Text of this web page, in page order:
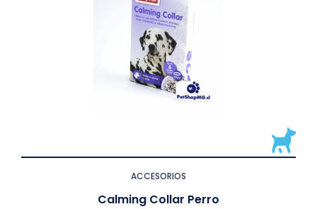
ACCESORIOS
Calming Collar Perro